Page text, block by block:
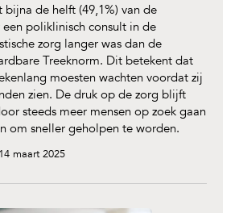
bijna de helft (49,1%) van de
poliklinisch consult in de
zorg langer was dan de
Treeknorm. Dit betekent dat
moesten wachten voordat zij
zien. De druk op de zorg blijft
steeds meer mensen op zoek gaan
om sneller geholpen te worden.
maart 2025